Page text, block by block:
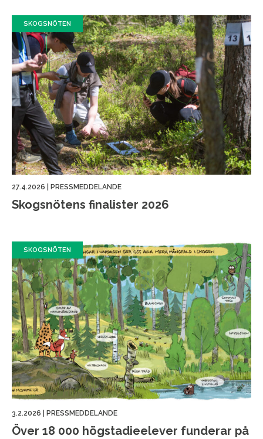
SKOGSNÖTEN
27.4.2026 PRESSMEDDELANDE
Skogsnötens finalister 2026
SKOGSNÖTEN
3.2.2026 PRESSMEDDELANDE
Över 18 000 högstadieelever funderar på